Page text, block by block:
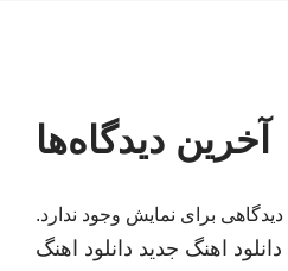
آخرین دیدگاه‌ها
دیدگاهی برای نمایش وجود ندارد.
دانلود اهنگ جدید دانلود اهنگ